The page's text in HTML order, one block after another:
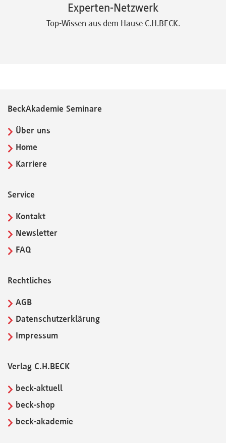
Experten-Netzwerk
Top-Wissen aus dem Hause C.H.BECK.
BeckAkademie Seminare
Über uns
Home
Karriere
Service
Kontakt
Newsletter
FAQ
Rechtliches
AGB
Datenschutzerklärung
Impressum
Verlag C.H.BECK
beck-aktuell
beck-shop
beck-akademie